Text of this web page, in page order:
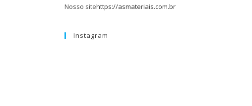
Nosso sitehttps://asmateriais.com.br
Instagram